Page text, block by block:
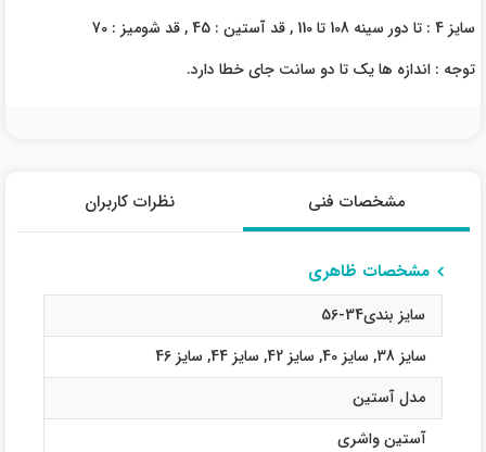
سایز 4 : تا دور سینه 108 تا 110 , قد آستین : 45 , قد شومیز : 70
توجه : اندازه ها یک تا دو سانت جای خطا دارد.
مشخصات فنی نظرات کاربران
مشخصات ظاهری
سایز بندی34-56
سایز 38
, سایز 40 , سایز 42 , سایز 44 , سایز 46
مدل آستین
آستین واشری